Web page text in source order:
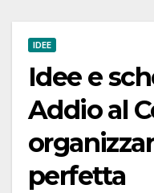
IDEE
Idee e
Addio al
perfetta